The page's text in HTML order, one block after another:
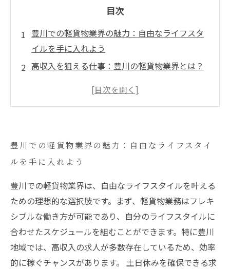
目次
豊川での軽貨物業界の魅力：自由なライフスタ
イルを手に入れよう
高収入を狙える仕事：豊川の軽貨物業界とは？
週末休みが叶う：フレキシブルな働き方が可能
軽貨物求人の選び方：高収入を得るためのポイ
ント
豊川でのキャリアを築く：新たな挑戦への第一
歩
自由と高収入を両立する方法：未来の軽貨物ラ
イフへ
豊川での軽貨物業界の魅力：自由なライフスタイ
ルを手に入れよう
豊川での軽貨物業界は、自由なライフスタイルを叶える
ための理想的な選択肢です。まず、軽貨物業務はフレキ
シブルな働き方が可能であり、自分のライフスタイルに
合わせたスケジュールを組むことができます。特に豊川
地域では、高収入の求人が多数存在しているため、効率
的に稼ぐチャンスがあります。 土日休みを確保できる求